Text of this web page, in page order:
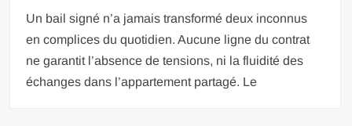
Un bail signé n’a jamais transformé deux inconnus
en complices du quotidien. Aucune ligne du contrat
ne garantit l’absence de tensions, ni la fluidité des
échanges dans l’appartement partagé. Le